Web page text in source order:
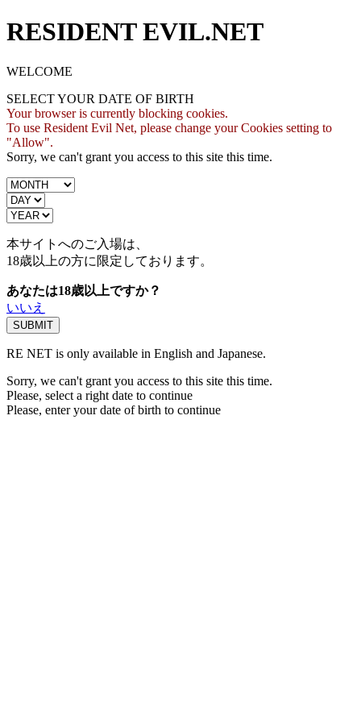
RESIDENT EVIL.NET
WELCOME
SELECT YOUR DATE OF BIRTH
Your browser is currently blocking cookies.
To use Resident Evil Net, please change your Cookies setting to
"Allow".
Sorry, we can't grant you access to this site this time.
本サイトへのご入場は、
18歳以上の方に限定しております。
あなたは18歳以上ですか？
いいえ
RE NET is only available in English and Japanese.
Sorry, we can't grant you access to this site this time.
Please, select a right date to continue
Please, enter your date of birth to continue